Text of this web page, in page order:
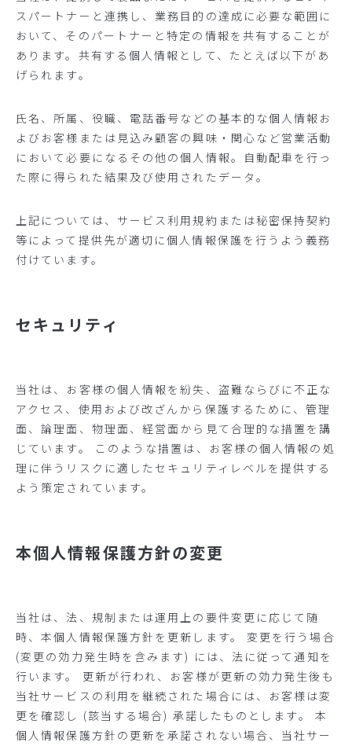
スパートナーと連携し、業務目的の達成に必要な範囲に
おいて、そのパートナーと特定の情報を共有することが
あります。共有する個人情報として、たとえば以下があ
げられます。
氏名、所属、役職、電話番号などの基本的な個人情報お
よびお客様または見込み顧客の興味・関心など営業活動
において必要になるその他の個人情報。自動配車を行っ
た際に得られた結果及び使用されたデータ。
上記については、サービス利用規約または秘密保持契約
等によって提供先が適切に個人情報保護を行うよう義務
付けています。
セキュリティ
当社は、お客様の個人情報を紛失、盗難ならびに不正な
アクセス、使用および改ざんから保護するために、管理
面、論理面、物理面、経営面から見て合理的な措置を講
じています。 このような措置は、お客様の個人情報の処
理に伴うリスクに適したセキュリティレベルを提供する
よう策定されています。
本個人情報保護方針の変更
当社は、法、規制または運用上の要件変更に応じて随
時、本個人情報保護方針を更新します。 変更を行う場合
(変更の効力発生時を含みます) には、法に従って通知を
行います。 更新が行われ、お客様が更新の効力発生後も
当社サービスの利用を継続された場合には、お客様は変
更を確認し (該当する場合) 承諾したものとします。 本
個人情報保護方針の更新を承諾されない場合、当社サー